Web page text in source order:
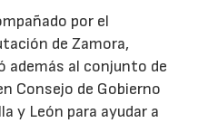
por el
de Zamora,
además al conjunto de
Consejo de Gobierno
y León para ayudar a